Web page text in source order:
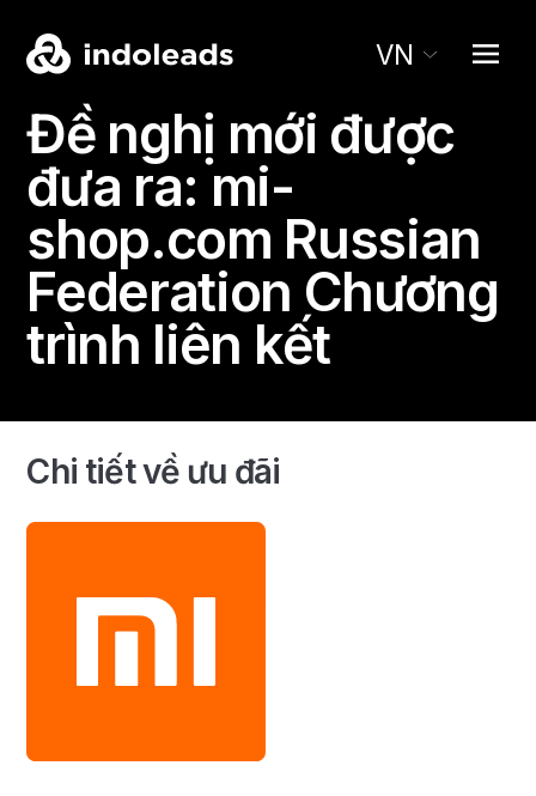
VN
Đề nghị mới được
đưa ra:mi-
shop.com Russian
Federation Chương
trình liên kết
Chi tiết về ưu đãi